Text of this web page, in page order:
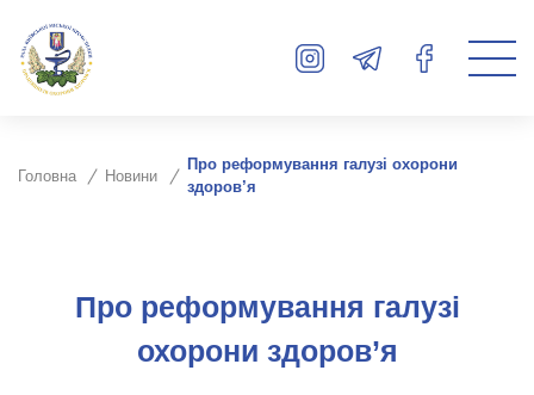
Головна Новини
Про реформування галузі охорони
здоров’я
Про реформування галузі
охорони здоров’я